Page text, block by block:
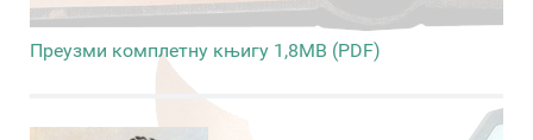
Преузми комплетну књигу 1,8MB (PDF)